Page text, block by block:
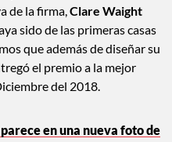
tiene una cercana
de la firma,Clare Waight
sido de las primeras casas
que además de diseñar su
el premio a la mejor